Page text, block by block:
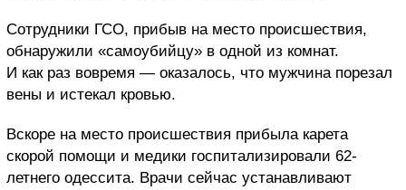
Сотрудники ГСО, прибыв на место происшествия,
обнаружили «самоубийцу» в одной из комнат.
И как раз вовремя — оказалось, что мужчина порезал
вены и истекал кровью.
Вскоре на место происшествия прибыла карета
скорой помощи и медики госпитализировали 62-
летнего одессита. Врачи сейчас устанавливают